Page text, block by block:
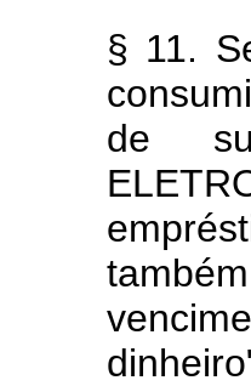
§ 11.
de